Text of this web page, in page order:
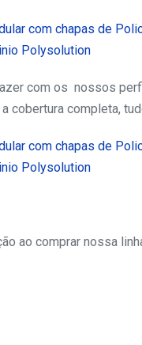
com os nossos
cobertura completa,
ao comprar nossa